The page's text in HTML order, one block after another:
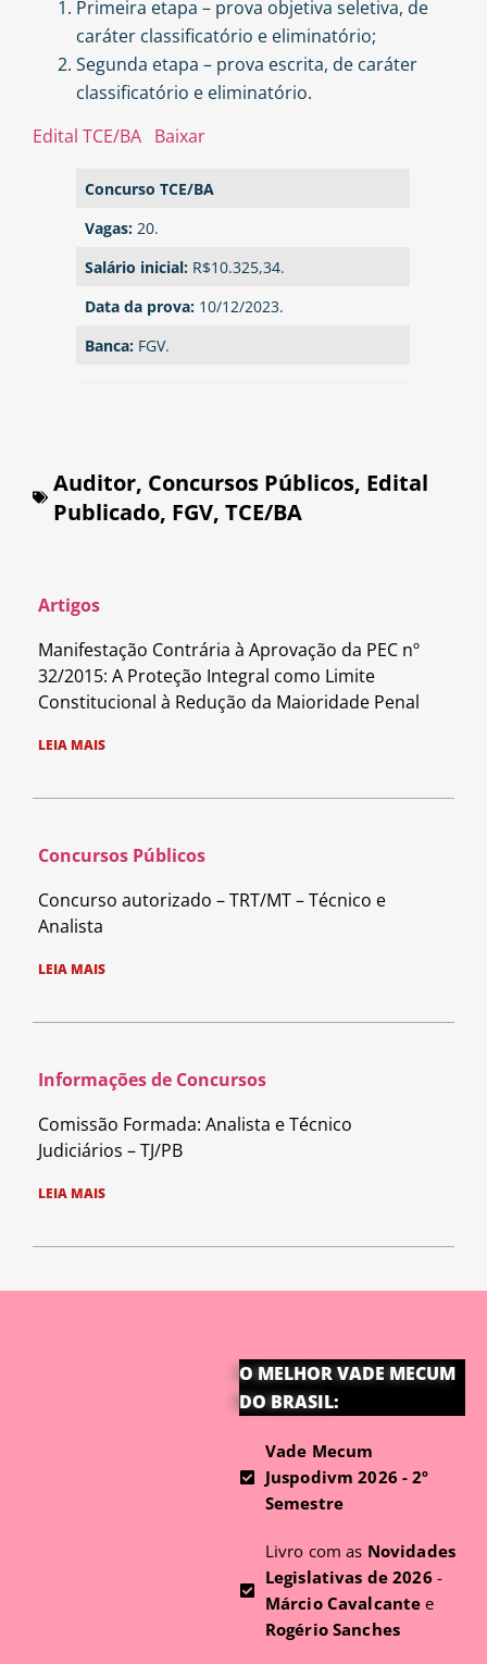
Primeira etapa – prova objetiva seletiva, de
caráter classificatório e eliminatório;
Segunda etapa – prova escrita, de caráter
classificatório e eliminatório.
Edital TCE/BA Baixar
Concurso TCE/BA
Vagas: 20.
Salário inicial: R$10.325,34.
Data da prova: 10/12/2023.
Banca: FGV.
Auditor, Concursos Públicos, Edital
Publicado, FGV, TCE/BA
Artigos
Manifestação Contrária à Aprovação da PEC nº
32/2015: A Proteção Integral como Limite
Constitucional à Redução da Maioridade Penal
LEIA MAIS
Concursos Públicos
Concurso autorizado – TRT/MT – Técnico e
Analista
LEIA MAIS
Informações de Concursos
Comissão Formada: Analista e Técnico
Judiciários – TJ/PB
LEIA MAIS
O MELHOR VADE MECUM
DO BRASIL:
Vade Mecum
Juspodivm 2026 - 2º
Semestre
Livro com as Novidades
Legislativas de 2026 -
Márcio Cavalcante e
Rogério Sanches